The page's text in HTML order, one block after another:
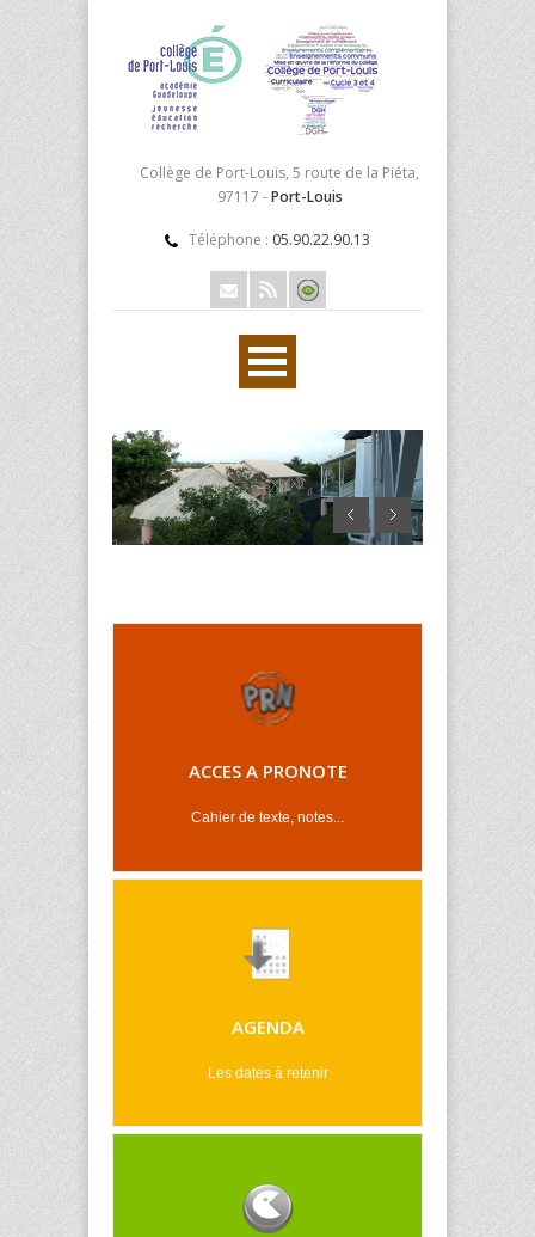
Collège de Port-Louis, 5 route de la Piéta,
97117 -Port-Louis
Téléphone : 05.90.22.90.13
ACCES A PRONOTE
Cahier de texte, notes...
AGENDA
Les dates à retenir